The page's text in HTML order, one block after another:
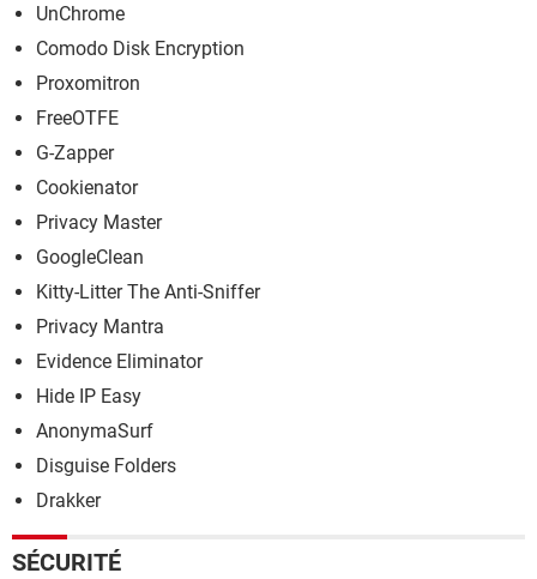
UnChrome
Comodo Disk Encryption
Proxomitron
FreeOTFE
G-Zapper
Cookienator
Privacy Master
GoogleClean
Kitty-Litter The Anti-Sniffer
Privacy Mantra
Evidence Eliminator
Hide IP Easy
AnonymaSurf
Disguise Folders
Drakker
SÉCURITÉ